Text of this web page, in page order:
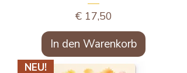
Preis
€ 17,50
In den Warenkorb
NEU!